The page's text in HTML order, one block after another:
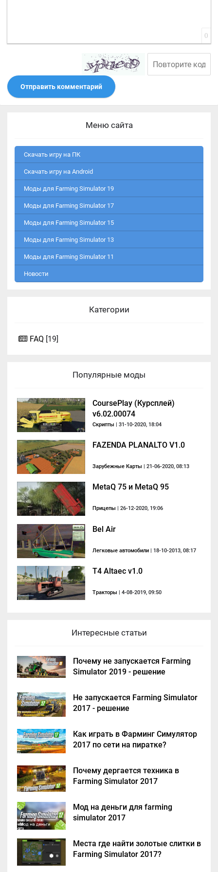
0
Отправить комментарий
Меню сайта
Скачать игру на ПК
Скачать игру на Android
Моды для Farming Simulator 19
Моды для Farming Simulator 17
Моды для Farming Simulator 15
Моды для Farming Simulator 13
Моды для Farming Simulator 11
Новости
Категории
FAQ [19]
Популярные моды
CoursePlay (Курсплей)
v6.02.00074
Скрипты | 31-10-2020, 18:04
FAZENDA PLANALTO V1.0
Зарубежные Карты | 21-06-2020, 08:13
MetaQ 75 и MetaQ 95
Прицепы | 26-12-2020, 19:06
Bel Air
Легковые автомобили | 18-10-2013, 08:17
T4 Altaec v1.0
Тракторы | 4-08-2019, 09:50
Интересные статьи
Почему не запускается Farming
Simulator 2019 - решение
Не запускается Farming Simulator
2017 - решение
Как играть в Фарминг Симулятор
2017 по сети на пиратке?
Почему дергается техника в
Farming Simulator 2017
Мод на деньги для farming
simulator 2017
Места где найти золотые слитки в
Farming Simulator 2017?